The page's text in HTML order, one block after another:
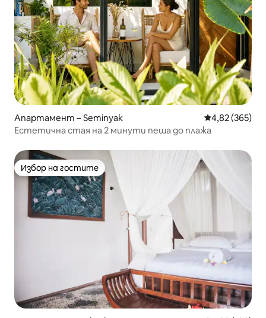
Апартамент – Seminyak Средна
4,82 (365)
Естетична стая на 2 минути пеша до плажа
Избор на гостите
Избор на гостите